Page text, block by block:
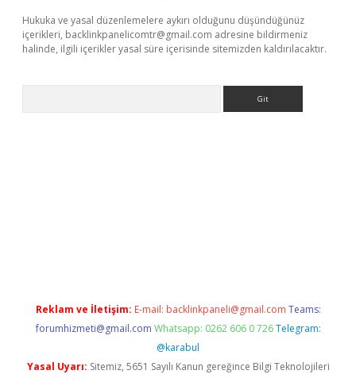
Hukuka ve yasal düzenlemelere aykırı olduğunu düşündüğünüz
içerikleri, backlinkpanelicomtr@gmail.com adresine bildirmeniz
halinde, ilgili içerikler yasal süre içerisinde sitemizden kaldırılacaktır.
Reklam ve İletişim: E-mail: backlinkpaneli@gmail.com Teams:
forumhizmeti@gmail.com Whatsapp: 0262 606 0 726 Telegram:
@karabul
Yasal Uyarı: Sitemiz, 5651 Sayılı Kanun gereğince Bilgi Teknolojileri